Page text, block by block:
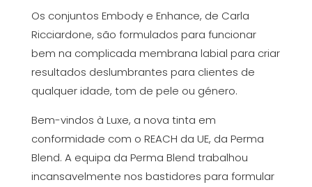
Os conjuntos Embody e Enhance, de Carla
Ricciardone, são formulados para funcionar
bem na complicada membrana labial para criar
resultados deslumbrantes para clientes de
qualquer idade, tom de pele ou género.
Bem-vindos à Luxe, a nova tinta em
conformidade com o REACH da UE, da Perma
Blend. A equipa da Perma Blend trabalhou
incansavelmente nos bastidores para formular